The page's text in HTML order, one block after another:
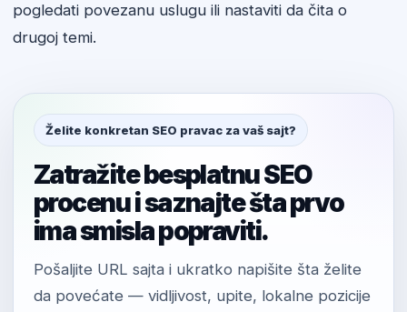
pogledati povezanu uslugu ili nastaviti da čita o
drugoj temi.
Želite konkretan SEO pravac za vaš sajt?
Zatražite besplatnu SEO
procenu i saznajte šta prvo
ima smisla popraviti.
Pošaljite URL sajta i ukratko napišite šta želite
da povećate — vidljivost, upite, lokalne pozicije